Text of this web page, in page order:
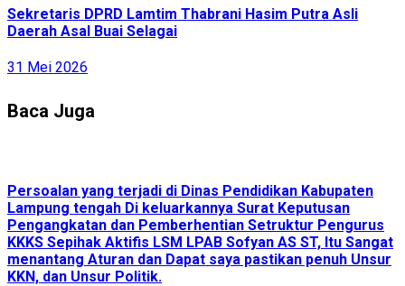
Sekretaris DPRD Lamtim Thabrani Hasim Putra Asli
Daerah Asal Buai Selagai
31 Mei 2026
Baca Juga
Persoalan yang terjadi di Dinas Pendidikan Kabupaten
Lampung tengah Di keluarkannya Surat Keputusan
Pengangkatan dan Pemberhentian Setruktur Pengurus
KKKS Sepihak Aktifis LSM LPAB Sofyan AS ST, Itu Sangat
menantang Aturan dan Dapat saya pastikan penuh Unsur
KKN, dan Unsur Politik.